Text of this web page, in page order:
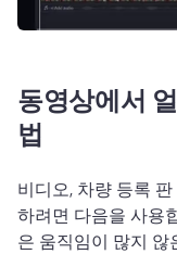
동영상에서
법
비디오, 차량 등록
하려면 다음을 사용
은 움직임이 많지 않